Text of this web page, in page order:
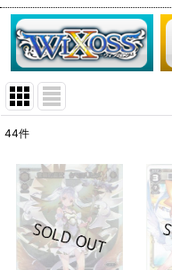
在庫あり
並び順:
44件